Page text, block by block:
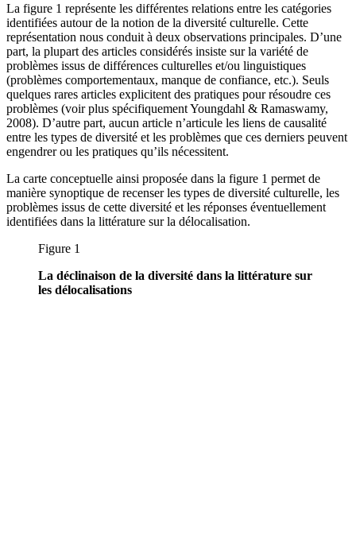
La figure 1 représente les différentes relations entre les catégories
identifiées autour de la notion de la diversité culturelle. Cette
représentation nous conduit à deux observations principales. D’une
part, la plupart des articles considérés insiste sur la variété de
problèmes issus de différences culturelles et/ou linguistiques
(problèmes comportementaux, manque de confiance, etc.). Seuls
quelques rares articles explicitent des pratiques pour résoudre ces
problèmes (voir plus spécifiquement Youngdahl & Ramaswamy,
2008). D’autre part, aucun article n’articule les liens de causalité
entre les types de diversité et les problèmes que ces derniers peuvent
engendrer ou les pratiques qu’ils nécessitent.
La carte conceptuelle ainsi proposée dans la figure 1 permet de
manière synoptique de recenser les types de diversité culturelle, les
problèmes issus de cette diversité et les réponses éventuellement
identifiées dans la littérature sur la délocalisation.
Figure 1
La déclinaison de la diversité dans la littérature sur
les délocalisations